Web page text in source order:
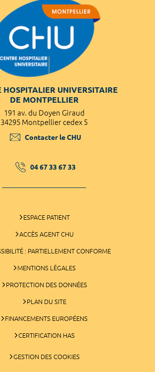
HOSPITALIER UNIVERSITAIRE
DE MONTPELLIER
191 av. du Doyen Giraud
34295 Montpellier cedex 5
Contacter le CHU
04 67 33 67 33
ESPACE PATIENT
ACCÈS AGENT CHU
: PARTIELLEMENT CONFORME
MENTIONS LÉGALES
PROTECTION DES DONNÉES
PLAN DU SITE
FINANCEMENTS EUROPÉENS
CERTIFICATION HAS
GESTION DES COOKIES